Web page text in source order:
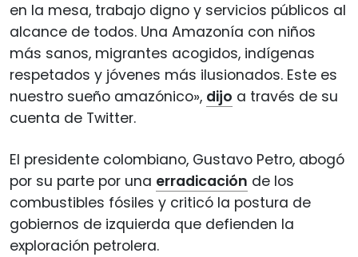
en la mesa, trabajo digno y servicios públicos al
alcance de todos. Una Amazonía con niños
más sanos, migrantes acogidos, indígenas
respetados y jóvenes más ilusionados. Este es
nuestro sueño amazónico», dijo a través de su
cuenta de Twitter.
El presidente colombiano, Gustavo Petro, abogó
por su parte por una erradicación de los
combustibles fósiles y criticó la postura de
gobiernos de izquierda que defienden la
exploración petrolera.